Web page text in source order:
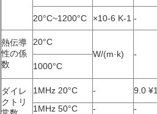
20°C~1200°C ×10-6 K-1 -
熱伝導
性の係
数
20°C
W/(m·k)
-
1000°C
ダイレ
クトリ
1MHz 20°C - 9.0
1MHz 50°C
- -